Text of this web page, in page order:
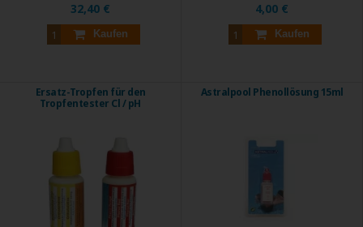
32,40 €
Kaufen
4,00 €
Kaufen
Ersatz-Tropfen für den
Tropfentester Cl / pH
Astralpool Phenollösung 15ml